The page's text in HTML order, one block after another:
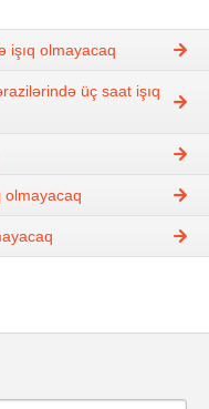
işıq olmayacaq
üç saat işıq
olmayacaq